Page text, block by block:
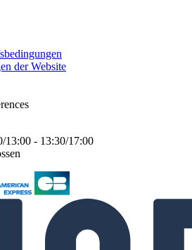
der Website
13:00 - 13:30/17:00